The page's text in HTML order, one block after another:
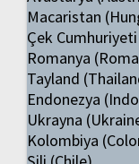
Macaristan
Çek
Romanya
Tayland
Endonezya
Ukrayna
Kolombiya